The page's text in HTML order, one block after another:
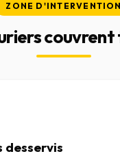
ZONE D'INTERVENTION